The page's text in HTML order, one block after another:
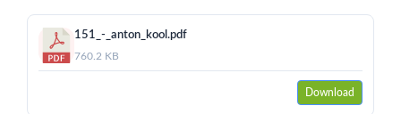
151_-_anton_kool.pdf
760.2 KB
Download